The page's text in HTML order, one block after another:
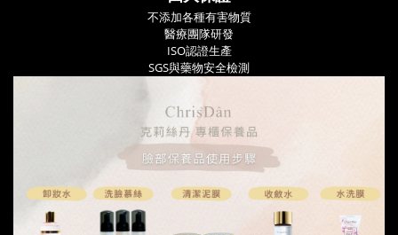
不添加各種有害物質
醫療團隊研發
ISO認證生產
SGS與藥物安全檢測